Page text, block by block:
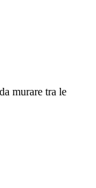
murare tra le